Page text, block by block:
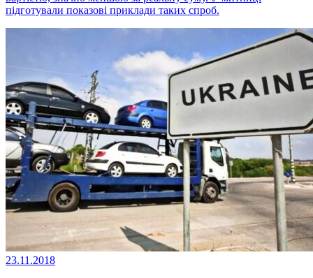
підготували показові приклади таких спроб.
23.11.2018